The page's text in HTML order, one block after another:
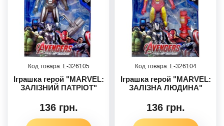
326105
Іграшка герой "MARVEL:
ЗАЛІЗНИЙ ПАТРІОТ"
136 грн.
326104
Іграшка герой "MARVEL:
ЗАЛІЗНА ЛЮДИНА"
136 грн.